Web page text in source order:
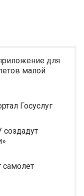
для
малой
Госуслуг
самолет